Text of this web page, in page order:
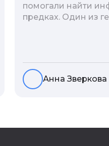
помогали найти
предках. Один из
место было давно
населенного
существовало. Но
дома предков
Анна Зверкова